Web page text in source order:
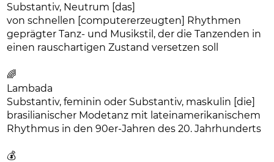
Substantiv, Neutrum [das]
von schnellen [computererzeugten] Rhythmen
geprägter Tanz- und Musikstil, der die Tanzenden in
einen rauschartigen Zustand versetzen soll
🌈
Lambada
Substantiv, feminin oder Substantiv, maskulin [die]
brasilianischer Modetanz mit lateinamerikanischem
Rhythmus in den 90er-Jahren des 20. Jahrhunderts
💰